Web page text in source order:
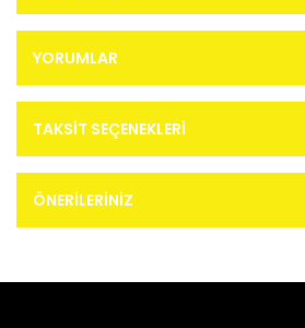
YORUMLAR
TAKSIT SEÇENEKLERI
ÖNERILERINIZ